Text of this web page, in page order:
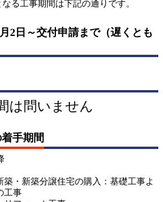
る工事期間は下記の通りです。
2日～交付申請まで（遅くとも
は問いません
手期間
築・新築分譲住宅の購入：基礎工事よ
工事